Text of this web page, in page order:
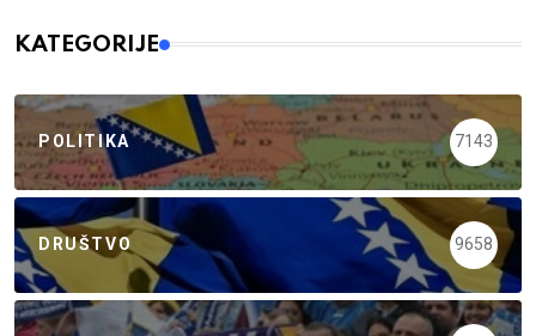
KATEGORIJE
POLITIKA 7143
DRUŠTVO 9658